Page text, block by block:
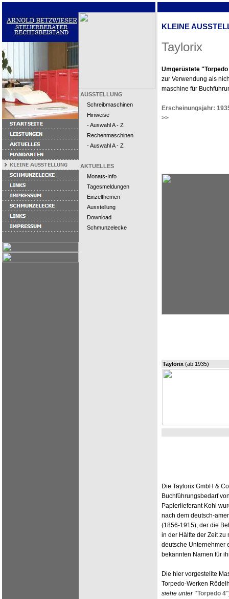
AUSSTELLUNG
Schreibmaschinen
Hinweise
- Auswahl A - Z
Rechenmaschinen
- Auswahl A - Z
AKTUELLES
Monats-Info
Tagesmeldungen
Einzelthemen
Ausstellung
Download
Schmunzelecke
KLEINE
Taylorix
Umgerüstete
zur Verwendung als
maschine für
Erscheinungsjahr:
>>
Taylorix (ab 1935)
Die Taylorix GmbH &
Buchführungsbedarf
Papierlieferant Kohl
nach dem deutsch-
(1856-1915), der die
in der Hälfte der Zeit zu
deutsche Unternehmer
bekannten Namen für
Die hier vorgestellte
Torpedo-Werken
siehe unter"Torpedo 4"